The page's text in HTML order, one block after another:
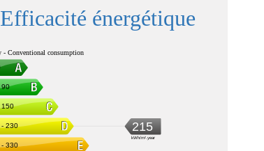
Efficacité énergétique